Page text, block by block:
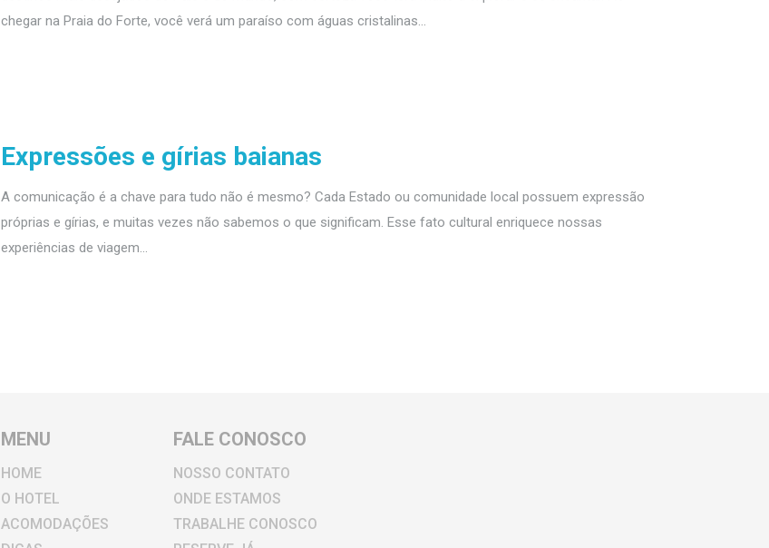
chegar na Praia do Forte, você verá um paraíso com águas cristalinas...
Expressões e gírias baianas
A comunicação é a chave para tudo não é mesmo? Cada Estado ou comunidade local possuem expressão
próprias e gírias, e muitas vezes não sabemos o que significam. Esse fato cultural enriquece nossas
experiências de viagem...
MENU
HOME
O HOTEL
ACOMODAÇÕES
FALE CONOSCO
NOSSO CONTATO
ONDE ESTAMOS
TRABALHE CONOSCO